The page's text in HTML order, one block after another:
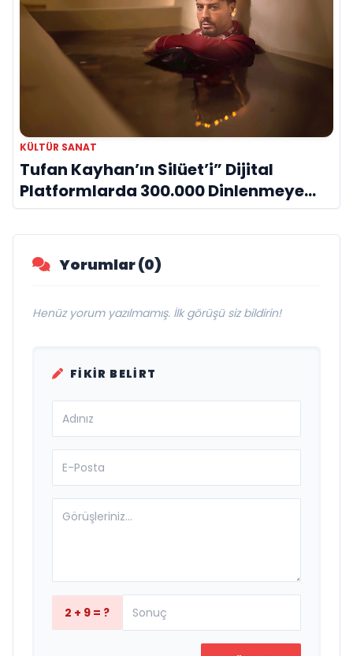
KÜLTÜR SANAT
Tufan Kayhan’ın Silüet’i” Dijital
Platformlarda 300.000 Dinlenmeye
Ulaştı
Yorumlar (0)
Henüz yorum yazılmamış. İlk görüşü siz bildirin!
FIKIR BELIRT
2 + 9 = ?